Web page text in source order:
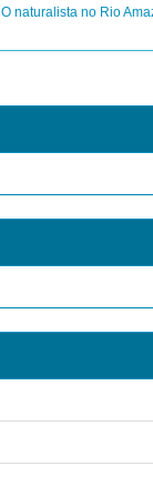
O naturalista no Rio